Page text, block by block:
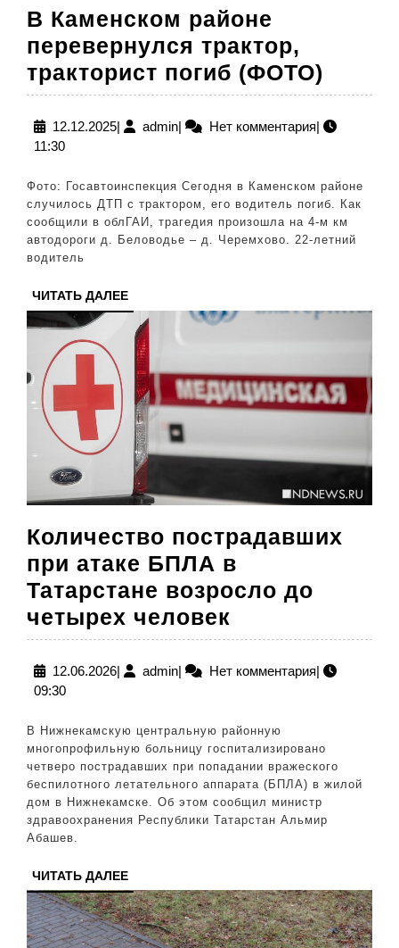
В Каменском районе
перевернулся трактор,
тракторист погиб (ФОТО)
погиб
12.12.202512.12.2025
| adminadmin
| Нет комментария|
11:30
Фото: Госавтоинспекция Сегодня в Каменском районе
случилось ДТП с трактором, его водитель погиб. Как
сообщили в облГАИ, трагедия произошла на 4-м км
автодороги д. Беловодье – д. Черемхово. 22-летний
водитель
ЧИТАТЬ ДАЛЕЕЧИТАТЬ
ДАЛЕЕ
Количество пострадавших
при атаке БПЛА в
Татарстане возросло до
четырех человек
при
БПЛА
в
Татарстане
возросло
до
человек
12.06.202612.06.2026
| adminadmin
| Нет комментария|
09:30
В Нижнекамскую центральную районную
многопрофильную больницу госпитализировано
четверо пострадавших при попадании вражеского
беспилотного летательного аппарата (БПЛА) в жилой
дом в Нижнекамске. Об этом сообщил министр
здравоохранения Республики Татарстан Альмир
Абашев.
ЧИТАТЬ ДАЛЕЕЧИТАТЬ
ДАЛЕЕ